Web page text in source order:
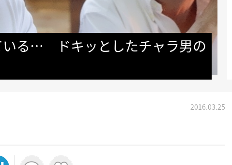
る…　ドキッとしたチャラ男の
2016.03.25